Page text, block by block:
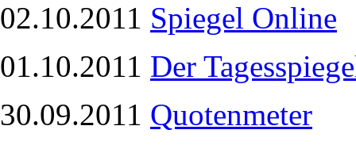
02.10.2011 Spiegel Online
01.10.2011 Der
30.09.2011 Quotenmeter